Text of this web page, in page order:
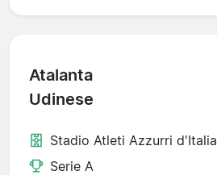
Atalanta
Udinese
Stadio Atleti Azzurri d'Italia
Serie A